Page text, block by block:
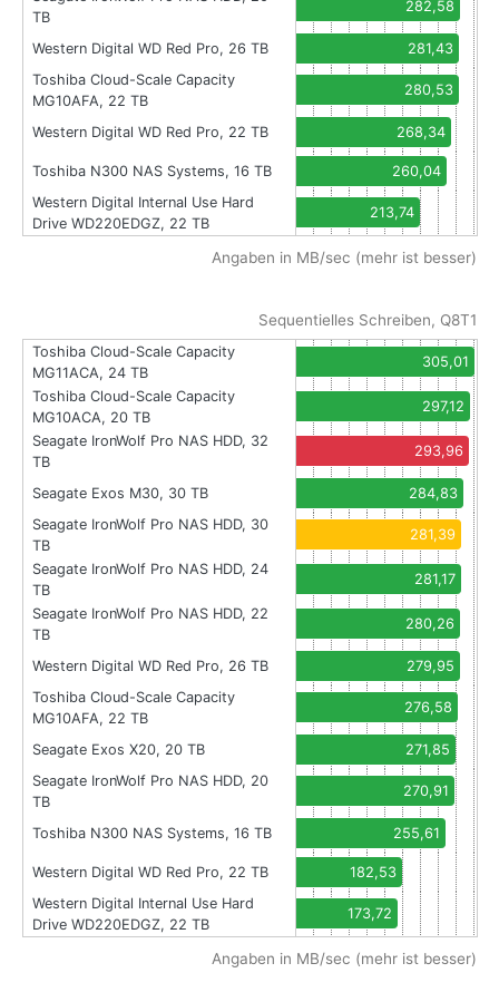
TB
282,58
Western Digital WD Red Pro, 26 TB
281,43
Toshiba Cloud-Scale Capacity
MG10AFA, 22 TB
280,53
Western Digital WD Red Pro, 22 TB 268,34
Toshiba N300 NAS Systems, 16 TB
260,04
Western Digital Internal Use Hard
Drive WD220EDGZ, 22 TB
213,74
Angaben in MB/sec (mehr ist besser)
Sequentielles Schreiben, Q8T1
Toshiba Cloud-Scale Capacity
MG11ACA, 24 TB
305,01
Toshiba Cloud-Scale Capacity
MG10ACA, 20 TB
297,12
Seagate IronWolf Pro NAS HDD, 32
TB
293,96
Seagate Exos M30, 30 TB
284,83
Seagate IronWolf Pro NAS HDD, 30
TB
281,39
Seagate IronWolf Pro NAS HDD, 24
TB
281,17
Seagate IronWolf Pro NAS HDD, 22
TB
280,26
Western Digital WD Red Pro, 26 TB
279,95
Toshiba Cloud-Scale Capacity
MG10AFA, 22 TB
276,58
Seagate Exos X20, 20 TB
271,85
Seagate IronWolf Pro NAS HDD, 20
TB
270,91
Toshiba N300 NAS Systems, 16 TB 255,61
Western Digital WD Red Pro, 22 TB
182,53
Western Digital Internal Use Hard
Drive WD220EDGZ, 22 TB
173,72
Angaben in MB/sec (mehr ist besser)